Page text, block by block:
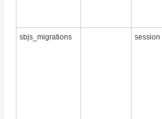
sbjs_migrations session